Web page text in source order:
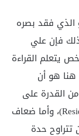
الذي فقد بصره
فإن علي
يتعلم القراءة
هنا هو أن
القدرة على
الإبصار أو ما يسمى بالبصر المتبقي (Residal Vision)، وأما ضعاف
تتراوح حدة